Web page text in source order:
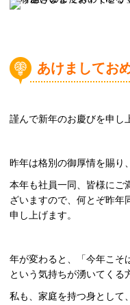
あけましてお
謹んで新年のお慶びを申し
昨年は格別の御厚情を賜り
本年も社員一同、皆様にご
ざいますので、何とぞ昨年
申し上げます。
年が変わると、「今年こそ
という気持ちが湧いてくる
私も、家庭を持つ身として